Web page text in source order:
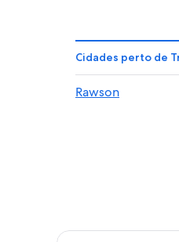
Cidades perto de
Rawson